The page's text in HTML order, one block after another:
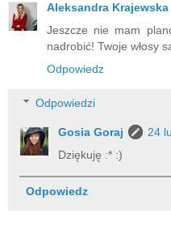
Aleksandra Krajewska
Jeszcze nie mam
nadrobić! Twoje włosy
Odpowiedz
Odpowiedzi
Gosia Goraj
24
Dziękuję :* :)
Odpowiedz